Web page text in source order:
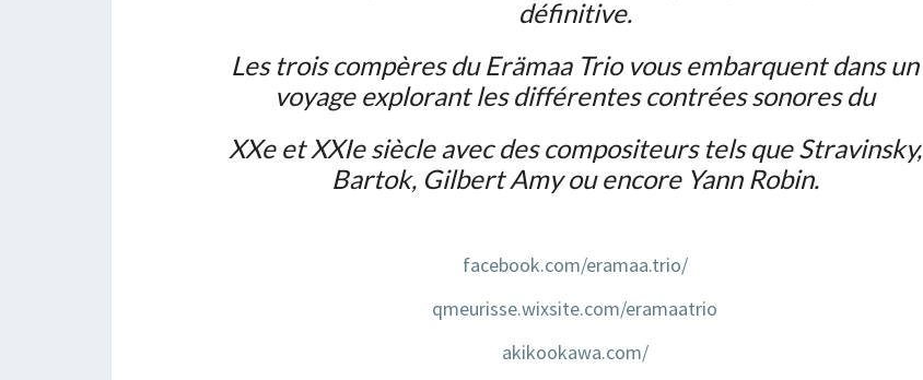
définitive.
Les trois compères du Erämaa Trio vous embarquent dans un
voyage explorant les différentes contrées sonores du
XXe et XXIe siècle avec des compositeurs tels que Stravinsky,
Bartok, Gilbert Amy ou encore Yann Robin.
facebook.com/eramaa.trio/
qmeurisse.wixsite.com/eramaatrio
akikookawa.com/